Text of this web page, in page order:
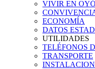
VIVIR EN
ECONOMÍA
DATOS
UTILIDADES
TELÉFONOS
TRANSPORTE